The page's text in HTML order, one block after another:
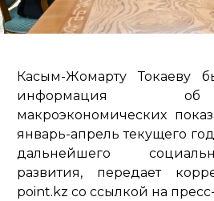
Касым-Жомарту Токаеву
информация
макроэкономических
январь-апрель текущего
дальнейшего
развития, передает
point.kz со ссылкой на